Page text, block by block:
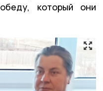
который они